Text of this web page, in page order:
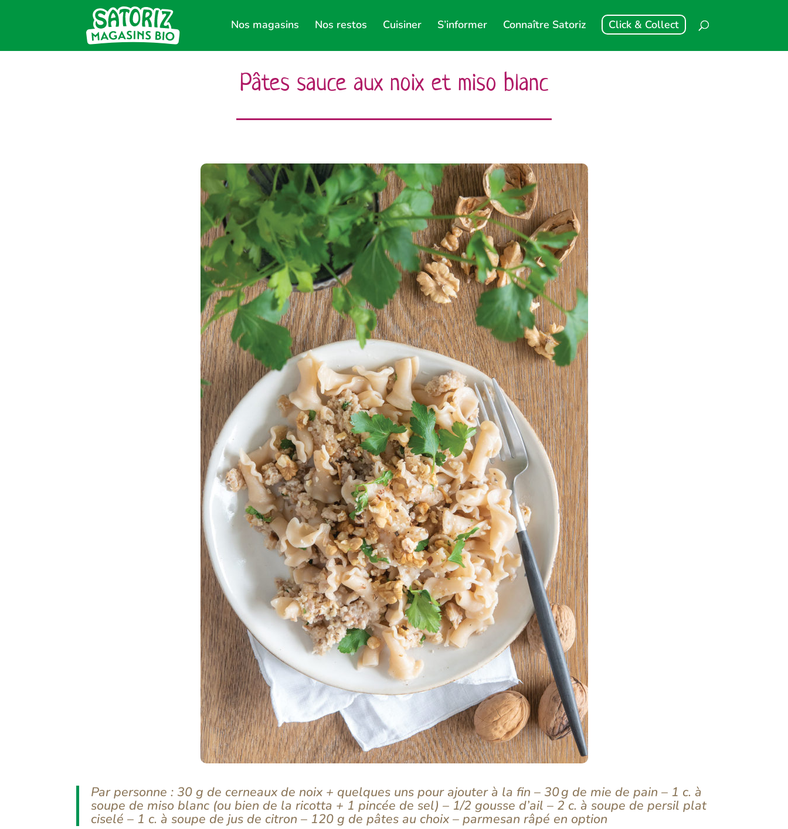
Nos magasins Nos restos Cuisiner S’informer Connaître Satoriz Click & Collect
Pâtes sauce aux noix et miso blanc
Par personne : 30 g de cerneaux de noix + quelques uns pour ajouter à la fin – 30 g de mie de pain – 1 c. à
soupe de miso blanc (ou bien de la ricotta + 1 pincée de sel) – 1/2 gousse d’ail – 2 c. à soupe de persil plat
ciselé – 1 c. à soupe de jus de citron – 120 g de pâtes au choix – parmesan râpé en option